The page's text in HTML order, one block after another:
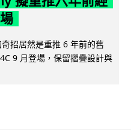
招居然是重推 6 年前的舊
9 月登場，保留摺疊設計與